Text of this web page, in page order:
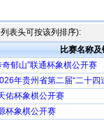
表头可按该列排序):
比赛名称及
郁山”联通杯象棋公开赛
年贵州省第二届“二十四
佑杯象棋公开赛
杯象棋公开赛